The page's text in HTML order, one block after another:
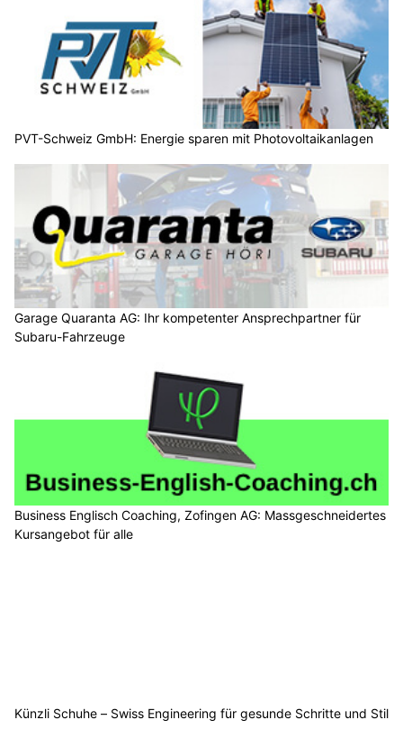
PVT-Schweiz GmbH: Energie sparen mit Photovoltaikanlagen
Garage Quaranta AG: Ihr kompetenter Ansprechpartner für
Subaru-Fahrzeuge
Business Englisch Coaching, Zofingen AG: Massgeschneidertes
Kursangebot für alle
Künzli Schuhe – Swiss Engineering für gesunde Schritte und Stil